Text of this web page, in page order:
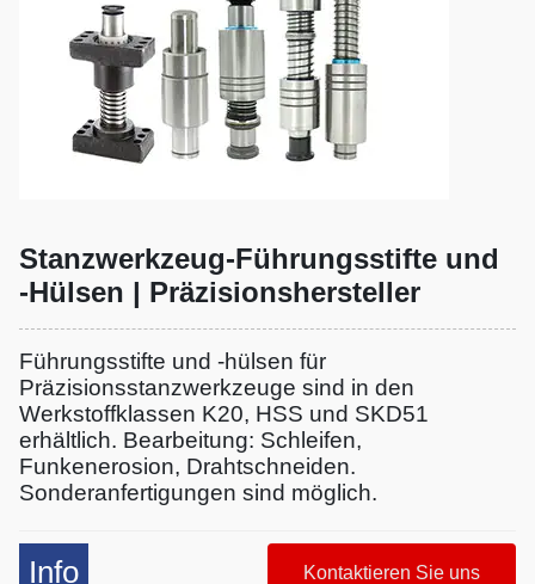
Stanzwerkzeug-Führungsstifte und
-Hülsen | Präzisionshersteller
Führungsstifte und -hülsen für
Präzisionsstanzwerkzeuge sind in den
Werkstoffklassen K20, HSS und SKD51
erhältlich. Bearbeitung: Schleifen,
Funkenerosion, Drahtschneiden.
Sonderanfertigungen sind möglich.
Info Kontaktieren Sie uns